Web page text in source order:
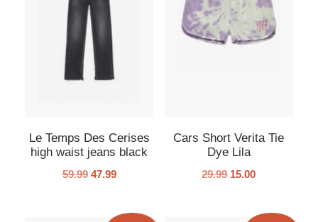
Le Temps Des Cerises
high waist jeans black
59.99 47.99
Cars Short Verita Tie
Dye Lila
29.99 15.00